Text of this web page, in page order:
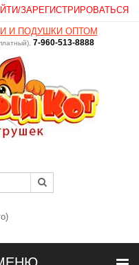
ЗАРЕГИСТРИРОВАТЬСЯ
И ПОДУШКИ ОПТОМ
7-960-513-8888